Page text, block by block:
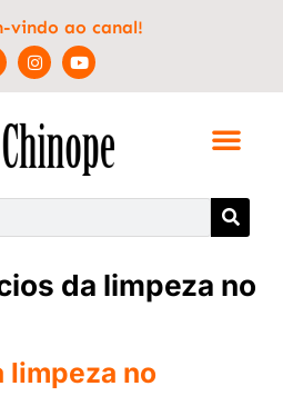
vindo ao canal!
da limpeza no
limpeza no